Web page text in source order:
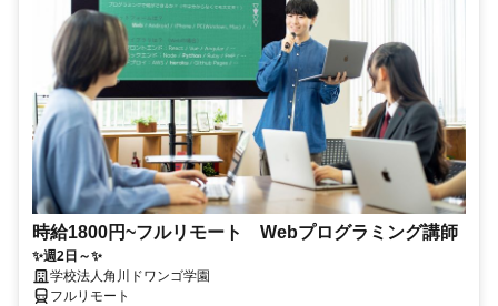
時給1800円~フルリモート Webプログラミング講師
✨週2日～✨
学校法人角川ドワンゴ学園
フルリモート